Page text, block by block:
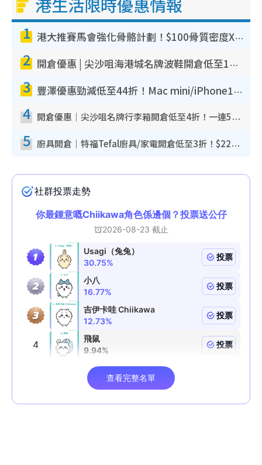
港生活限時優惠情報
1 港大推賽馬會強化骨骼計劃！$100骨質密度X光檢查 完成免費運動訓練送超市禮券！附參加資格
2 開倉優惠 | 尖沙咀海港城名牌波鞋開倉低至1折！On鞋$899起／Joy&Peace鞋履$98起
3 豐澤優惠勁減低至44折！Mac mini/iPhone17Pro大減價！廚房家電$220起
4 開倉優惠｜尖沙咀名牌行李箱開倉低至4折！一連5日 American Tourister/ace./Hallmark $200起！
5 廚具開倉｜特福Tefal廚具/家電開倉低至3折！$220起買平底鍋/炒鑊/湯煲！電飯煲/吸塵機/燙斗$418起